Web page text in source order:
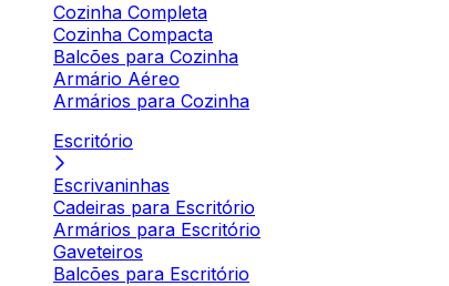
Cozinha Completa
Cozinha Compacta
Balcões para Cozinha
Armário Aéreo
Armários para Cozinha
Escritório
Escrivaninhas
Cadeiras para Escritório
Armários para Escritório
Gaveteiros
Balcões para Escritório